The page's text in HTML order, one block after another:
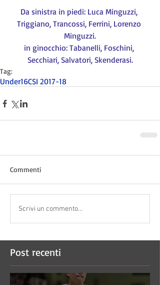
Da sinistra in piedi: Luca Minguzzi,
Triggiano, Trancossi, Ferrini, Lorenzo
Minguzzi.
in ginocchio: Tabanelli, Foschini,
Secchiari, Salvatori, Skenderasi.
Tag:
Under16CSI 2017-18
Commenti
Scrivi un commento...
Post recenti